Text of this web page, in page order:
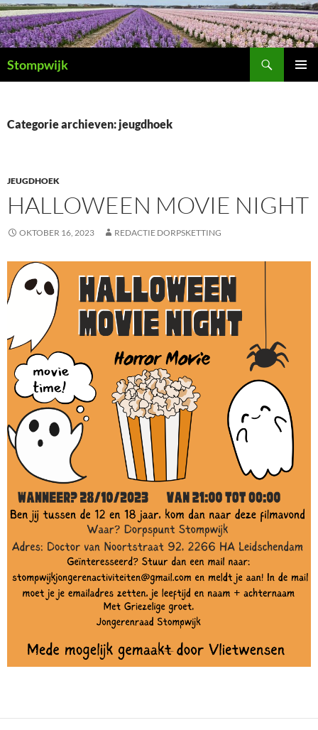
Ga
naar
de
inhoud
Stompwijk
Categorie archieven: jeugdhoek
JEUGDHOEK
HALLOWEEN MOVIE NIGHT
OKTOBER 16, 2023 REDACTIE DORPSKETTING